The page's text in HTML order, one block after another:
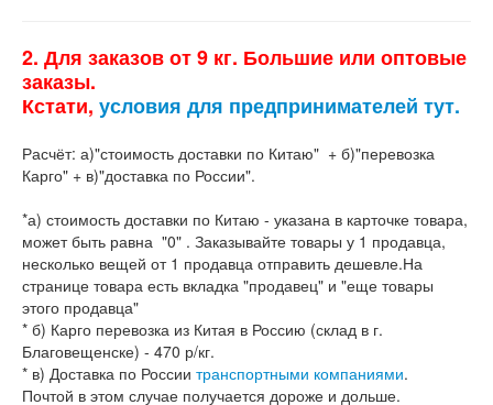
2. Для заказов от 9 кг. Большие или оптовые
заказы.
Кстати, условия для предпринимателей тут.
Расчёт: а)"стоимость доставки по Китаю" + б)"перевозка
Карго" + в)"доставка по России".
*а) стоимость доставки по Китаю - указана в карточке товара,
может быть равна "0" . Заказывайте товары у 1 продавца,
несколько вещей от 1 продавца отправить дешевле.На
странице товара есть вкладка "продавец" и "еще товары
этого продавца"
* б) Карго перевозка из Китая в Россию (склад в г.
Благовещенске) - 470 р/кг.
* в) Доставка по России транспортными компаниями.
Почтой в этом случае получается дороже и дольше.